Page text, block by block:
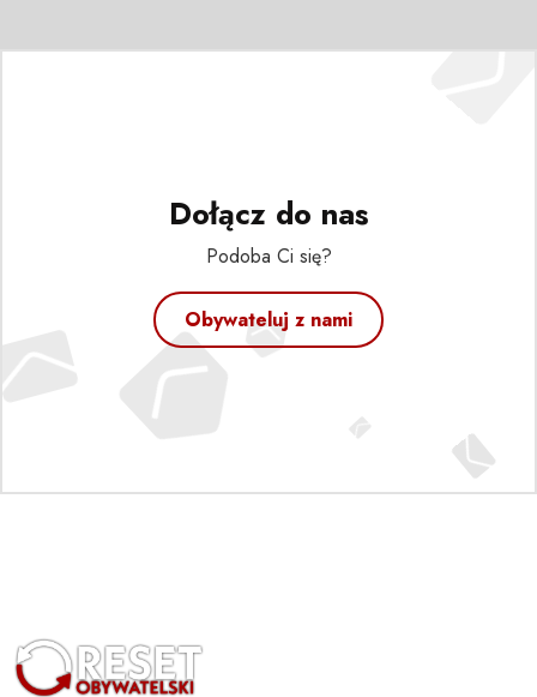
Dołącz do nas
Podoba Ci się?
Obywateluj z nami